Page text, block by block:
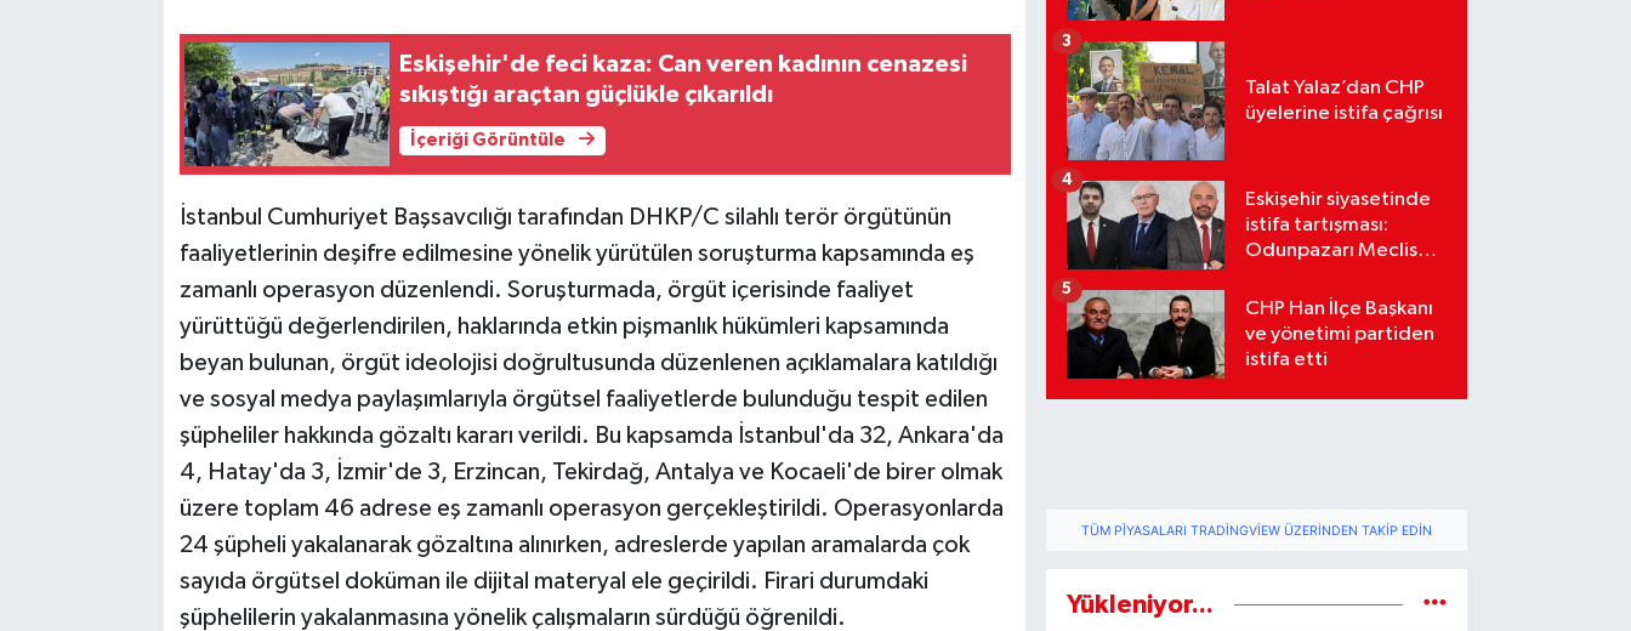
Eskişehir'de feci kaza: Can veren kadının cenazesi
sıkıştığı araçtan güçlükle çıkarıldı
İçeriği Görüntüle
İstanbul Cumhuriyet Başsavcılığı tarafından DHKP/C silahlı terör örgütünün
faaliyetlerinin deşifre edilmesine yönelik yürütülen soruşturma kapsamında eş
zamanlı operasyon düzenlendi. Soruşturmada, örgüt içerisinde faaliyet
yürüttüğü değerlendirilen, haklarında etkin pişmanlık hükümleri kapsamında
beyan bulunan, örgüt ideolojisi doğrultusunda düzenlenen açıklamalara katıldığı
ve sosyal medya paylaşımlarıyla örgütsel faaliyetlerde bulunduğu tespit edilen
şüpheliler hakkında gözaltı kararı verildi. Bu kapsamda İstanbul'da 32, Ankara'da
4, Hatay'da 3, İzmir'de 3, Erzincan, Tekirdağ, Antalya ve Kocaeli'de birer olmak
üzere toplam 46 adrese eş zamanlı operasyon gerçekleştirildi. Operasyonlarda
24 şüpheli yakalanarak gözaltına alınırken, adreslerde yapılan aramalarda çok
sayıda örgütsel doküman ile dijital materyal ele geçirildi. Firari durumdaki
şüphelilerin yakalanmasına yönelik çalışmaların sürdüğü öğrenildi.
Talat Yalaz’dan CHP
üyelerine istifa çağrısı
3
Eskişehir siyasetinde
istifa tartışması:
Odunpazarı Meclis
medyada karşı karşıya
geldi
4
CHP Han İlçe Başkanı
ve yönetimi partiden
istifa etti
5
TÜM PIYASALARI TRADINGVIEW ÜZERINDEN TAKIP EDIN
Yükleniyor...